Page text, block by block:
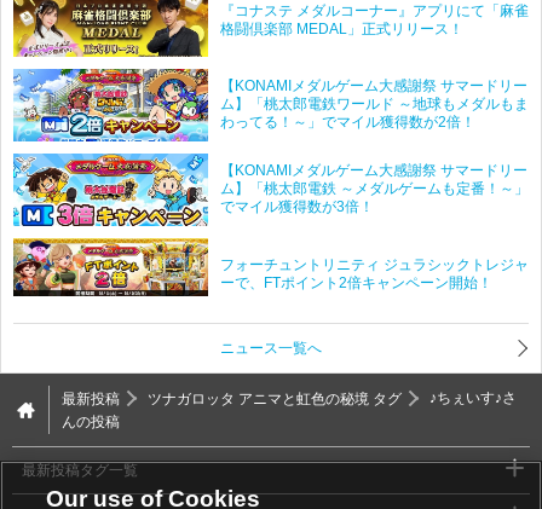
『コナステ メダルコーナー』アプリにて「麻雀
格闘倶楽部 MEDAL」正式リリース！
【KONAMIメダルゲーム大感謝祭 サマードリー
ム】「桃太郎電鉄ワールド ～地球もメダルもま
わってる！～」でマイル獲得数が2倍！
【KONAMIメダルゲーム大感謝祭 サマードリー
ム】「桃太郎電鉄 ～メダルゲームも定番！～」
でマイル獲得数が3倍！
フォーチュントリニティ ジュラシックトレジャ
ーで、FTポイント2倍キャンペーン開始！
ニュース一覧へ
最新投稿 ツナガロッタ アニマと虹色の秘境 タグ
♪ちぇいす♪さ
んの投稿
最新投稿タグ一覧
Our use of Cookies